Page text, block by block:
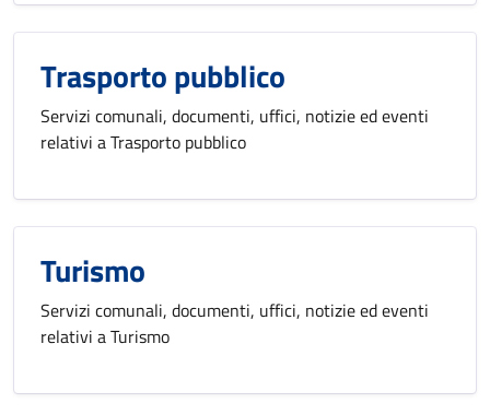
Trasporto pubblico
Servizi comunali, documenti, uffici, notizie ed eventi
relativi a Trasporto pubblico
Turismo
Servizi comunali, documenti, uffici, notizie ed eventi
relativi a Turismo